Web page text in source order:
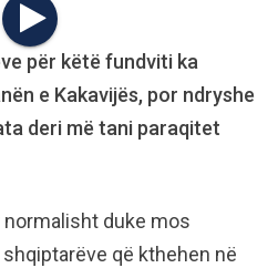
për këtë fundviti ka
e Kakavijës, por ndryshe
deri më tani paraqitet
normalisht duke mos
që kthehen në